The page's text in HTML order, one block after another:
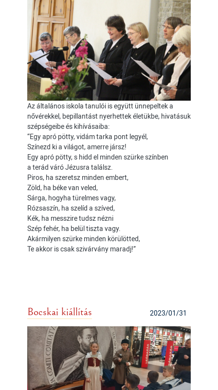
Az általános iskola tanulói is együtt ünnepeltek a
nővérekkel, bepillantást nyerhettek életükbe, hivatásuk
szépségeibe és kihívásaiba:
“Egy apró pötty, vidám tarka pont legyél,
Színezd ki a világot, amerre jársz!
Egy apró pötty, s hidd el minden szürke színben
a terád váró Jézusra találsz.
Piros, ha szeretsz minden embert,
Zöld, ha béke van veled,
Sárga, hogyha türelmes vagy,
Rózsaszín, ha szelíd a szíved,
Kék, ha messzire tudsz nézni
Szép fehér, ha belül tiszta vagy.
Akármilyen szürke minden körülötted,
Te akkor is csak szivárvány maradj!”
2023/01/31
Bocskai kiállítás